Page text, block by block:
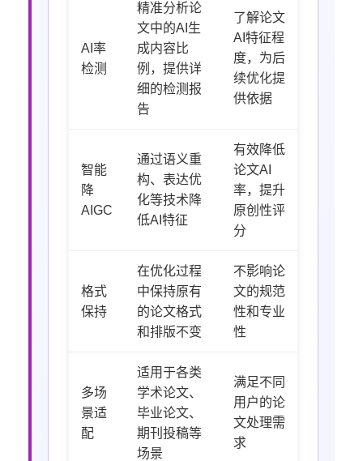
AI率
检测
精准分析论
文中的AI生
成内容比
例，提供详
细的检测报
告
了解论文
AI特征程
度，为后
续优化提
供依据
智能
降
AIGC
通过语义重
构、表达优
化等技术降
低AI特征
有效降低
论文AI
率，提升
原创性评
分
格式
保持
在优化过程
中保持原有
的论文格式
和排版不变
不影响论
文的规范
性和专业
性
多场
景适
配
适用于各类
学术论文、
毕业论文、
期刊投稿等
场景
满足不同
用户的论
文处理需
求